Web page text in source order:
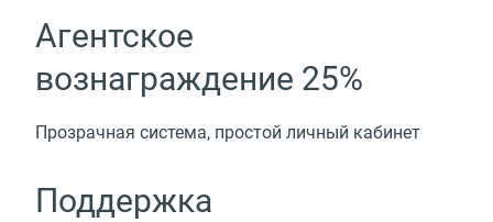
Агентское
вознаграждение 25%
Прозрачная система, простой личный кабинет
Поддержка